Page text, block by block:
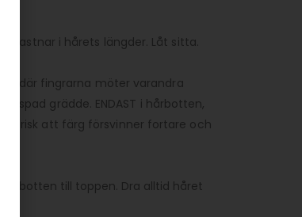
fastnar i hårets längder. Låt sitta.
där fingrarna möter varandra
grädde. ENDAST i hårbotten,
risk att färg försvinner fortare och
botten till toppen. Dra alltid håret